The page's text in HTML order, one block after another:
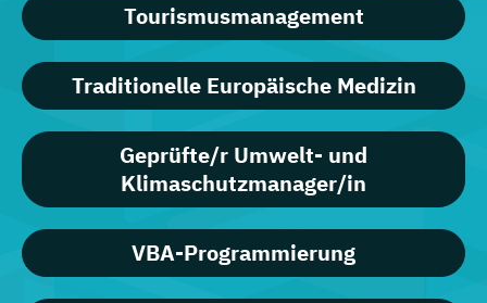
Tourismusmanagement
Traditionelle Europäische Medizin
Geprüfte/r Umwelt- und
Klimaschutzmanager/in
VBA-Programmierung